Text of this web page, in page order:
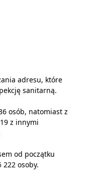
adresu, które
sanitarną.
osób, natomiast z
z innymi
od początku
222 osoby.